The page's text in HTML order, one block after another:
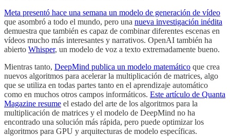
Meta presentó hace una semana un modelo de generación de vídeo
que asombró a todo el mundo, pero una nueva investigación inédita
demuestra que también es capaz de combinar diferentes escenas en
vídeos mucho más interesantes y narrativos. OpenAI también ha
abierto Whisper, un modelo de voz a texto extremadamente bueno.
Mientras tanto, DeepMind publica un modelo matemático que crea
nuevos algoritmos para acelerar la multiplicación de matrices, algo
que se utiliza en todas partes tanto en el aprendizaje automático
como en muchos otros campos informáticos. Este artículo de Quanta
Magazine resume el estado del arte de los algoritmos para la
multiplicación de matrices y el modelo de DeepMind no ha
encontrado una solución más rápida, pero puede optimizar los
algoritmos para GPU y arquitecturas de modelo específicas.